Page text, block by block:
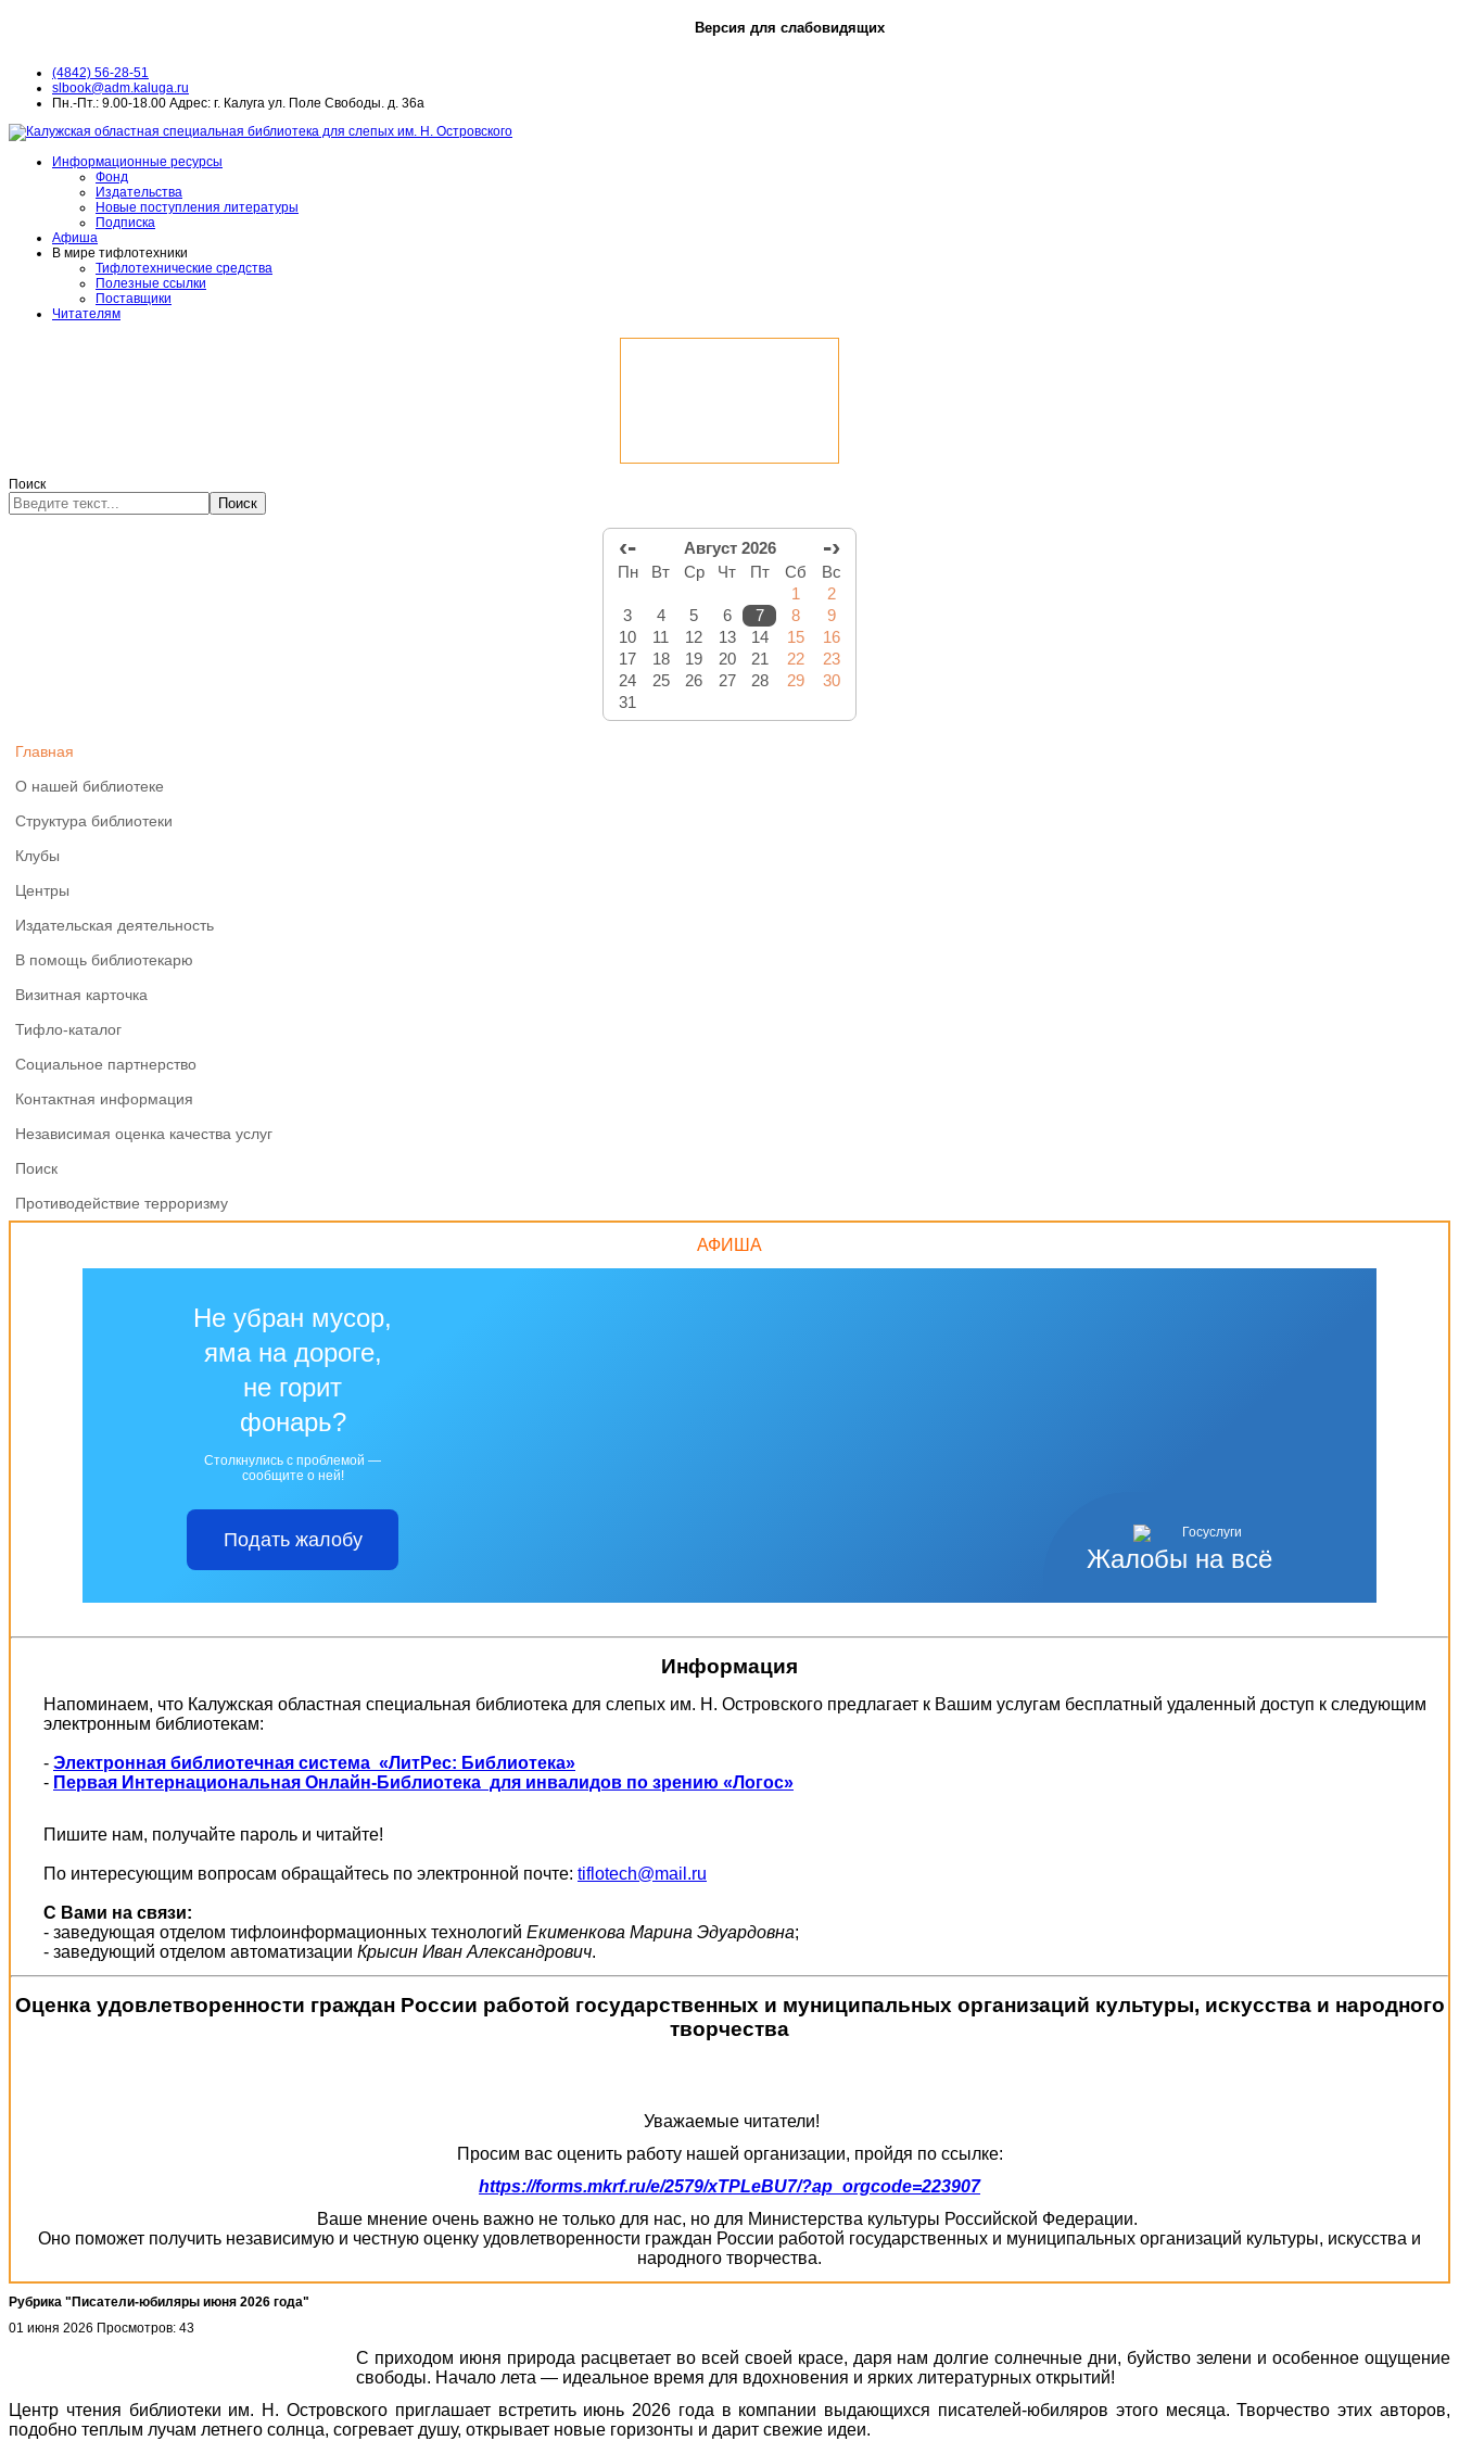
Версия для слабовидящих
(4842) 56-28-51
slbook@adm.kaluga.ru
Пн.-Пт.: 9.00-18.00 Адрес: г. Калуга ул. Поле Свободы. д. 36а
Информационные ресурсы
Фонд
Издательства
Новые поступления литературы
Подписка
Афиша
В мире тифлотехники
Тифлотехнические средства
Полезные ссылки
Поставщики
Читателям
Поиск
Поиск
‹- Август 2026 -›
Пн Вт Ср Чт Пт Сб
Вс
1
2
3
4 5 6 7 8
9
10
11 12 13 14 15
16
17
18 19 20 21 22
23
24
25 26 27 28 29
30
31
Главная
О нашей библиотеке
Структура библиотеки
Клубы
Центры
Издательская деятельность
В помощь библиотекарю
Визитная карточка
Тифло-каталог
Социальное партнерство
Контактная информация
Независимая оценка качества услуг
Поиск
Противодействие терроризму
АФИША
Жалобы на всё
Не убран мусор,
яма на дороге,
не горит
фонарь?
Столкнулись с проблемой —
сообщите о ней!
Подать жалобу
Информация
Напоминаем, что Калужская областная специальная библиотека для слепых им. Н. Островского предлагает к Вашим услугам бесплатный удаленный доступ к следующим
электронным библиотекам:
- Электронная библиотечная система «ЛитРес: Библиотека»
- Первая Интернациональная Онлайн-Библиотека для инвалидов по зрению «Логос»
Пишите нам, получайте пароль и читайте!
По интересующим вопросам обращайтесь по электронной почте: tiflotech@mail.ru
С Вами на связи:
- заведующая отделом тифлоинформационных технологий Екименкова Марина Эдуардовна;
- заведующий отделом автоматизации Крысин Иван Александрович.
Оценка удовлетворенности граждан России работой государственных и муниципальных организаций культуры, искусства и народного
творчества
Уважаемые читатели!
Просим вас оценить работу нашей организации, пройдя по ссылке:
https://forms.mkrf.ru/e/2579/xTPLeBU7/?ap_orgcode=223907
Ваше мнение очень важно не только для нас, но для Министерства культуры Российской Федерации.
Оно поможет получить независимую и честную оценку удовлетворенности граждан России работой государственных и муниципальных организаций культуры, искусства и
народного творчества.
Рубрика "Писатели-юбиляры июня 2026 года"
01 июня 2026 Просмотров: 43
С приходом июня природа расцветает во всей своей красе, даря нам долгие солнечные дни, буйство зелени и особенное ощущение
свободы. Начало лета — идеальное время для вдохновения и ярких литературных открытий!
Центр чтения библиотеки им. Н. Островского приглашает встретить июнь 2026 года в компании выдающихся писателей-юбиляров этого месяца. Творчество этих авторов,
подобно теплым лучам летнего солнца, согревает душу, открывает новые горизонты и дарит свежие идеи.